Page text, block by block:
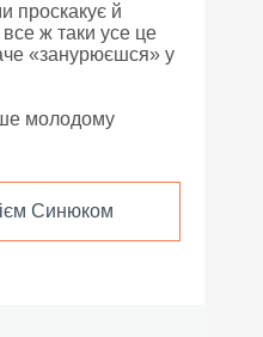
проскакує й
все ж таки усе це
«занурюєшся» у
молодому
Синюком